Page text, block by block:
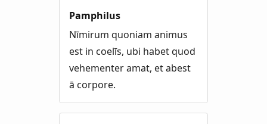
Pamphilus
Nīmirum quoniam animus
est in coelīs, ubi habet quod
vehementer amat, et abest
ā corpore.